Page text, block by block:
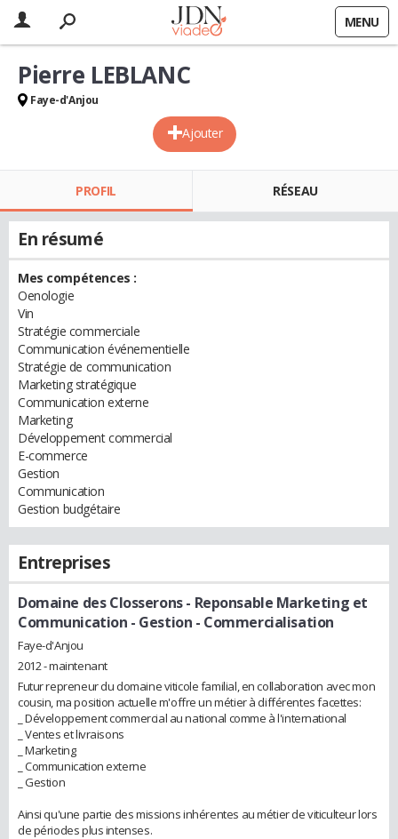
MENU
Ajouter
Pierre LEBLANC
Faye-d'Anjou
PROFIL RÉSEAU
En résumé
Mes compétences :
Oenologie
Vin
Stratégie commerciale
Communication événementielle
Stratégie de communication
Marketing stratégique
Communication externe
Marketing
Développement commercial
E-commerce
Gestion
Communication
Gestion budgétaire
Entreprises
Domaine des Closserons- Reponsable Marketing et
Communication - Gestion - Commercialisation
Faye-d'Anjou
2012 - maintenant
Futur repreneur du domaine viticole familial, en collaboration avec mon
cousin, ma position actuelle m'offre un métier à différentes facettes:
_ Développement commercial au national comme à l'international
_ Ventes et livraisons
_ Marketing
_ Communication externe
_ Gestion
Ainsi qu'une partie des missions inhérentes au métier de viticulteur lors
de périodes plus intenses.